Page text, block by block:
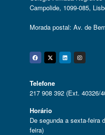
Campolide, 1099-085,
Morada postal: Av. de
Facebook
Twitter
Telefone
217 908 392 (Ext. 40326/
Horário
De segunda a sexta-feira
feira)